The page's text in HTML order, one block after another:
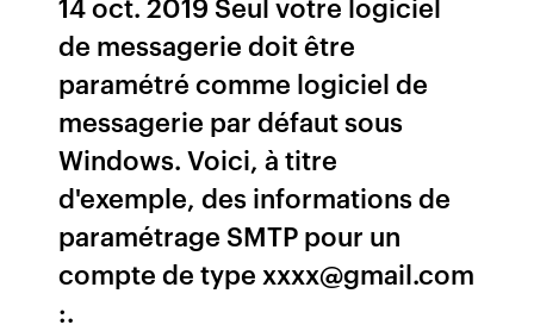
de messagerie doit être
paramétré comme logiciel de
messagerie par défaut sous
Windows. Voici, à titre
d'exemple, des informations de
paramétrage SMTP pour un
compte de type xxxx@gmail.com
:.